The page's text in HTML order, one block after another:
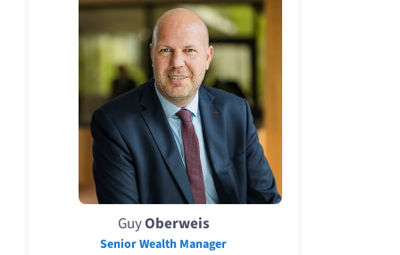
GuyOberweis
Senior Wealth Manager